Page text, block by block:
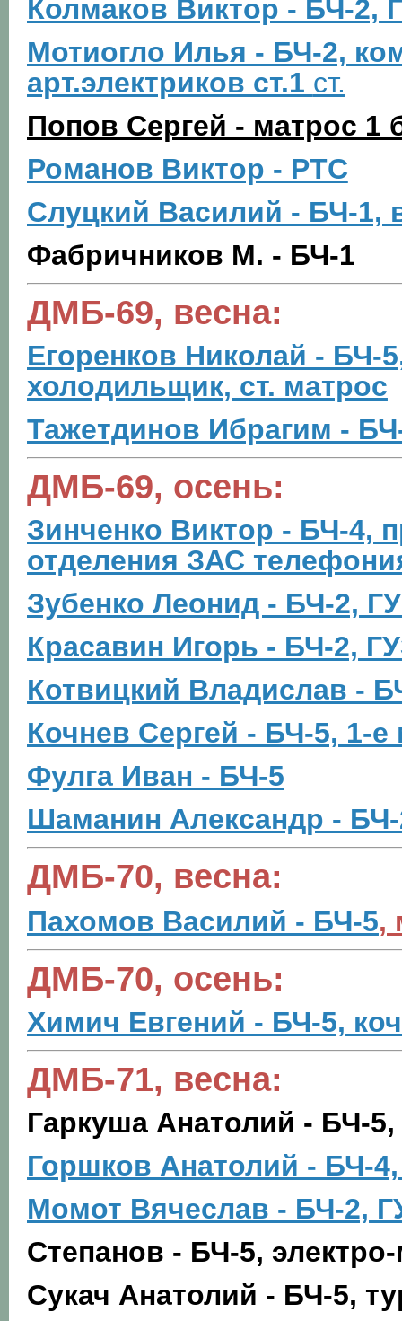
Колмаков Виктор - БЧ-2,
Мотиогло Илья - БЧ-2,
арт.электриков ст.1 ст.
Попов Сергей - матрос 1
Романов Виктор - РТС
Слуцкий Василий - БЧ-1,
Фабричников М. - БЧ-1
ДМБ-69, весна:
Егоренков Николай -
холодильщик, ст. матрос
Тажетдинов Ибрагим -
ДМБ-69, осень:
Зинченко Виктор - БЧ-4,
отделения ЗАС
Зубенко Леонид - БЧ-2,
Красавин Игорь - БЧ-2,
Котвицкий Владислав -
Кочнев Сергей - БЧ-5, 1-
Фулга Иван - БЧ-5
Шаманин Александр -
ДМБ-70, весна:
Пахомов Василий - БЧ-5,
ДМБ-70, осень:
Химич Евгений - БЧ-5,
ДМБ-71, весна:
Гаркуша Анатолий - БЧ-5,
Горшков Анатолий - БЧ-
Момот Вячеслав - БЧ-2,
Степанов - БЧ-5,
Сукач Анатолий - БЧ-5,